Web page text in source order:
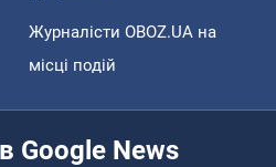
Журналісти OBOZ.UA на
місці подій
Google News